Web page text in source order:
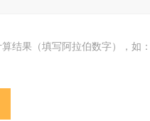
结果（填写阿拉伯数字），如